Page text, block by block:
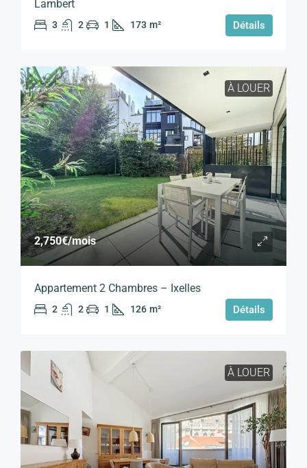
Lambert
3 2 1 173 m² Détails
À LOUER
2,750€/mois
Appartement 2 Chambres – Ixelles
2 2 1 126 m² Détails
À LOUER